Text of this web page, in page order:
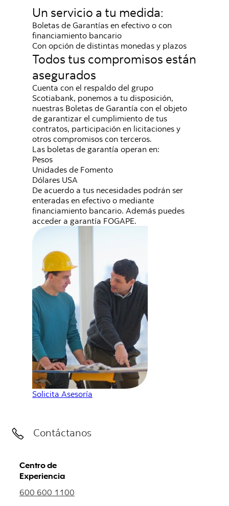
Un servicio a tu medida:
Boletas de Garantías en efectivo o con
financiamiento bancario
Con opción de distintas monedas y plazos
Todos tus compromisos están
asegurados
Cuenta con el respaldo del grupo
Scotiabank, ponemos a tu disposición,
nuestras Boletas de Garantía con el objeto
de garantizar el cumplimiento de tus
contratos, participación en licitaciones y
otros compromisos con terceros.
Las boletas de garantía operan en:
Pesos
Unidades de Fomento
Dólares USA
De acuerdo a tus necesidades podrán ser
enteradas en efectivo o mediante
financiamiento bancario. Además puedes
acceder a garantía FOGAPE.
Solicita Asesoría
Contáctanos
Centro de
Experiencia
600 600 1100